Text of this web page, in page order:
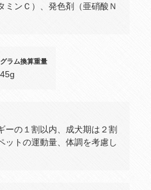
ミンＣ）、発色剤（亜硝酸Ｎ
グラム換算重量
45g
ーの１割以内、成犬期は２割
ットの運動量、体調を考慮し